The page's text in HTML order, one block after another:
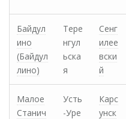
Байдул
ино
(Байдул
лино)
Тере
нгул
ьска
я
Сенг
илее
вски
й
Малое
Станич
Усть
-Уре
Карс
унск